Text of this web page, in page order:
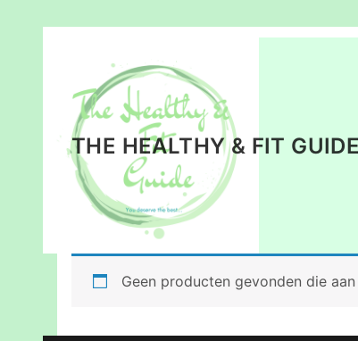
inhoud
THE HEALTHY & FIT GUIDE
Geen producten gevonden die